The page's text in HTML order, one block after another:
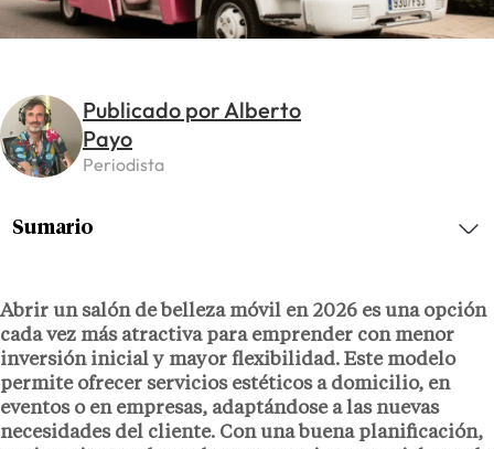
Publicado por Alberto
Payo
Periodista
Abrir un salón de belleza móvil en 2026 es una opción
cada vez más atractiva para emprender con menor
inversión inicial y mayor flexibilidad. Este modelo
permite ofrecer servicios estéticos a domicilio, en
eventos o en empresas, adaptándose a las nuevas
necesidades del cliente. Con una buena planificación,
Sumario